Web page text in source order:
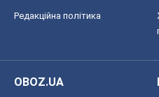
Редакційна політика
OBOZ.UA